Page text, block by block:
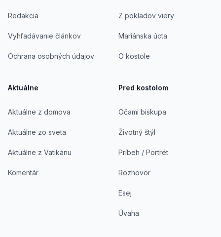
Redakcia
Vyhľadávanie článkov
Ochrana osobných údajov
Aktuálne
Aktuálne z domova
Aktuálne zo sveta
Aktuálne z Vatikánu
Komentár
Z pokladov viery
Mariánska úcta
O kostole
Pred kostolom
Očami biskupa
Životný štýl
Príbeh / Portrét
Rozhovor
Esej
Úvaha